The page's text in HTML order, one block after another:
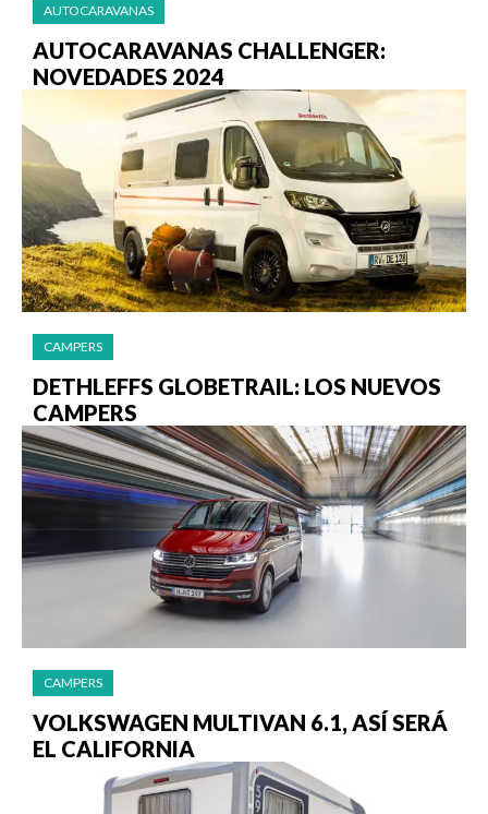
AUTOCARAVANAS
AUTOCARAVANAS CHALLENGER:
NOVEDADES 2024
CAMPERS
DETHLEFFS GLOBETRAIL: LOS NUEVOS
CAMPERS
CAMPERS
VOLKSWAGEN MULTIVAN 6.1, ASÍ SERÁ
EL CALIFORNIA